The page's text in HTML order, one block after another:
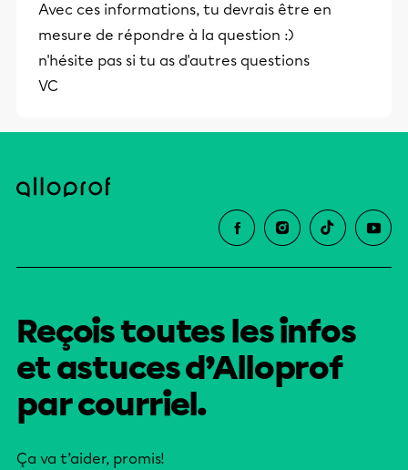
Avec ces informations, tu devrais être en
mesure de répondre à la question :)
n'hésite pas si tu as d'autres questions
VC
Reçois toutes les infos
et astuces d’Alloprof
par courriel.
Ça va t’aider, promis!